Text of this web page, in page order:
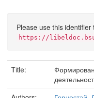
Please use this
https://
Title: